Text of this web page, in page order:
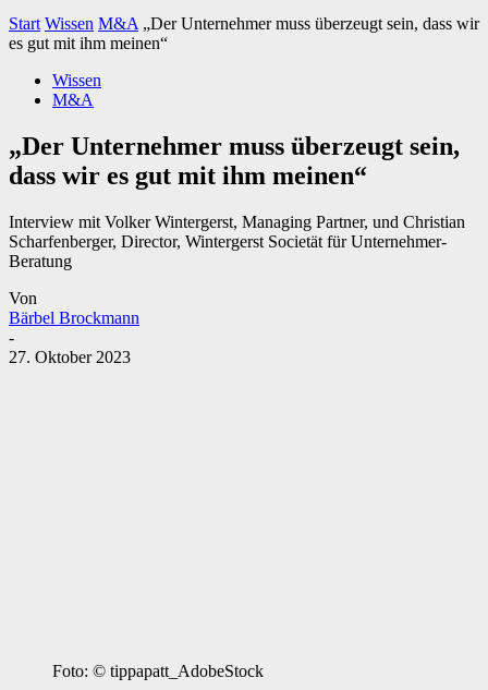
Start Wissen M&A „Der Unternehmer muss überzeugt sein, dass wir
es gut mit ihm meinen“
Wissen
M&A
„Der Unternehmer muss überzeugt sein,
dass wir es gut mit ihm meinen“
Interview mit Volker Wintergerst, Managing Partner, und Christian
Scharfenberger, Director, Wintergerst Societät für Unternehmer-
Beratung
Von
Bärbel Brockmann
-
27. Oktober 2023
Foto: © tippapatt_AdobeStock